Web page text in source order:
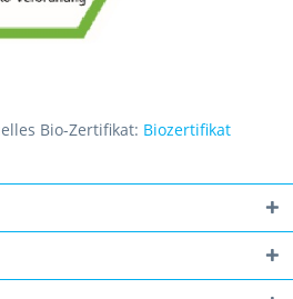
Bio-Zertifikat: Biozertifikat